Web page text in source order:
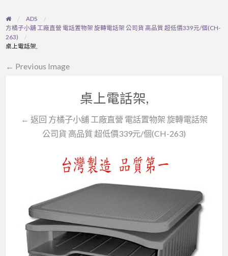
ADS
方橘子小舖 工廠直營 電話置物架 旋轉電話架 公司貨 高品質 超低價339元/個(CH-
263)
桌上電話架,
← Previous Image
桌上電話架,
← 返回 方橘子小舖 工廠直營 電話置物架 旋轉電話架
公司貨 高品質 超低價339元/個(CH-263)